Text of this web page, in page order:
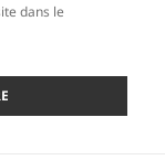
dans le